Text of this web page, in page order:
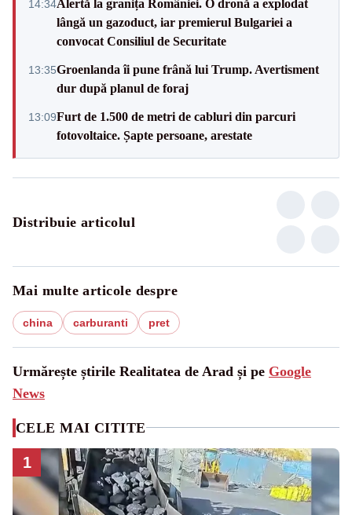
14:34Alertă la granița României. O dronă a explodat
lângă un gazoduct, iar premierul Bulgariei a
convocat Consiliul de Securitate
13:35Groenlanda îi pune frână lui Trump. Avertisment
dur după planul de foraj
13:09Furt de 1.500 de metri de cabluri din parcuri
fotovoltaice. Șapte persoane, arestate
Distribuie articolul
Mai multe articole despre
china carburanti pret
Urmărește știrile Realitatea de Arad și pe Google
News
CELE MAI CITITE
1